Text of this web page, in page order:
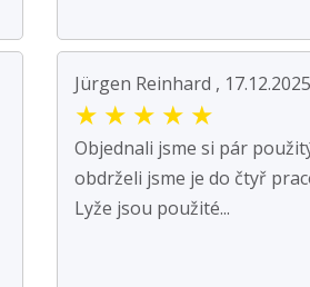
Jürgen Reinhard , 17.12.2025
★ ★ ★ ★ ★
Objednali jsme si pár
obdrželi jsme je do čtyř
Lyže jsou použité...